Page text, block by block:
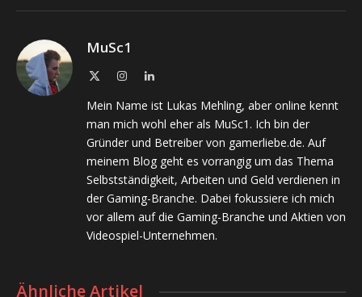
MuSc1
InstagramLinkedIn
Mein Name ist Lukas Mehling, aber online kennt
man mich wohl eher als MuSc1. Ich bin der
Gründer und Betreiber von gamerliebe.de. Auf
meinem Blog geht es vorrangig um das Thema
Selbstständigkeit, Arbeiten und Geld verdienen in
der Gaming-Branche. Dabei fokussiere ich mich
vor allem auf die Gaming-Branche und Aktien von
Videospiel-Unternehmen.
Ähnliche Artikel